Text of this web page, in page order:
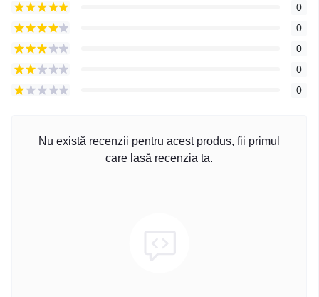
0
0
0
0
0
Nu există recenzii pentru acest produs, fii primul
care lasă recenzia ta.